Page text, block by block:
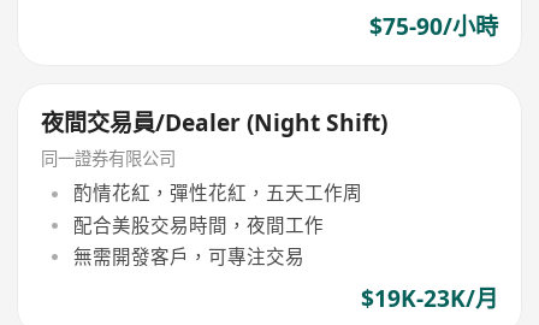
$75-90/小時
夜間交易員/Dealer (Night Shift)
同一證券有限公司
酌情花紅，彈性花紅，五天工作周
配合美股交易時間，夜間工作
無需開發客戶，可專注交易
$19K-23K/月